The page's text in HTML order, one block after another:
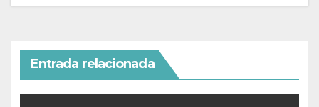
Entrada relacionada